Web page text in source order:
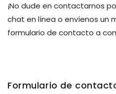
¡No dude en contactarnos
chat en línea o envíenos un
formulario de contacto a
Formulario de